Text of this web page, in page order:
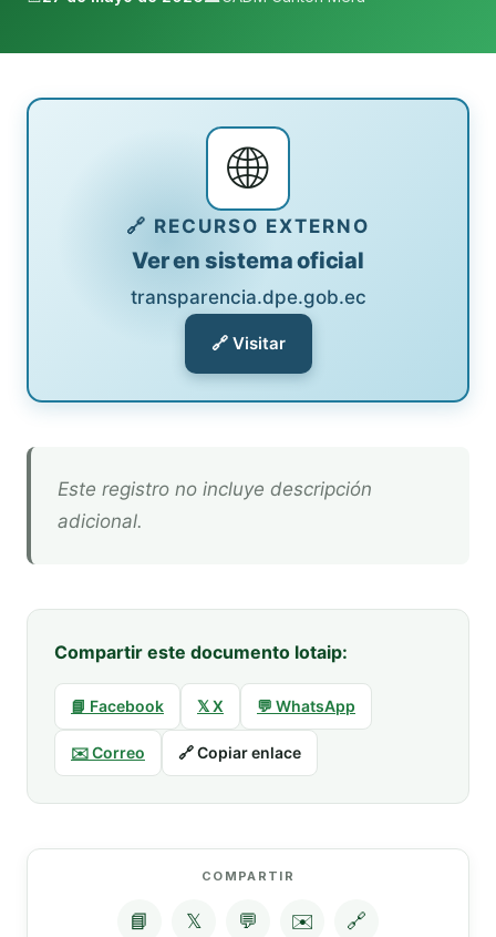
🌐
🔗 RECURSO EXTERNO
Ver en sistema oficial
transparencia.dpe.gob.ec
🔗 Visitar
Este registro no incluye descripción
adicional.
Compartir este documento lotaip:
📘 Facebook 𝕏 X 💬 WhatsApp
✉️ Correo 🔗 Copiar enlace
COMPARTIR
📘 𝕏 💬 ✉️ 🔗